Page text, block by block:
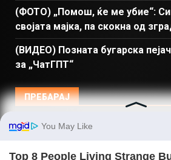
(ФОТО) „Помош, ќе ме убие“:
својата мајка, па скокна од
(ВИДЕО) Позната бугарска
за „ЧатГПТ“
ПРЕБАРАЈ